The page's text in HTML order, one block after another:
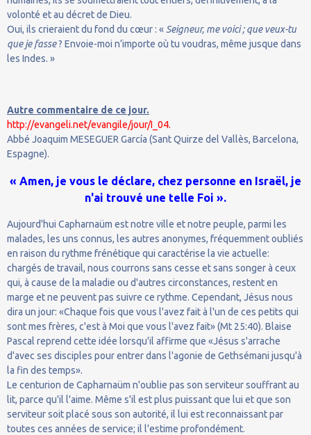
volonté et au décret de Dieu.
Oui, ils crieraient du fond du cœur : « Seigneur, me voici ; que veux-tu
que je fasse? Envoie-moi n’importe où tu voudras, même jusque dans
les Indes. »
Autre commentaire de ce jour.
http://evangeli.net/evangile/jour/I_04.
Abbé Joaquim MESEGUER García (Sant Quirze del Vallès, Barcelona,
Espagne).
« Amen, je vous le déclare, chez personne en Israël, je
n'ai trouvé une telle Foi ».
Aujourd'hui Capharnaüm est notre ville et notre peuple, parmi les
malades, les uns connus, les autres anonymes, fréquemment oubliés
en raison du rythme frénétique qui caractérise la vie actuelle:
chargés de travail, nous courrons sans cesse et sans songer à ceux
qui, à cause de la maladie ou d'autres circonstances, restent en
marge et ne peuvent pas suivre ce rythme. Cependant, Jésus nous
dira un jour: «Chaque fois que vous l'avez fait à l'un de ces petits qui
sont mes frères, c'est à Moi que vous l'avez fait» (Mt 25:40). Blaise
Pascal reprend cette idée lorsqu'il affirme que «Jésus s'arrache
d'avec ses disciples pour entrer dans l'agonie de Gethsémani jusqu'à
la fin des temps».
Le centurion de Capharnaüm n'oublie pas son serviteur souffrant au
lit, parce qu'il l'aime. Même s'il est plus puissant que lui et que son
serviteur soit placé sous son autorité, il lui est reconnaissant par
toutes ces années de service; il l'estime profondément.